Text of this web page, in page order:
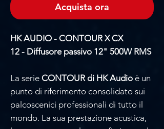
Acquista ora
HK AUDIO - CONTOUR X CX
12 - Diffusore passivo 12" 500W RMS
La serie CONTOUR di HK Audio è un
punto di riferimento consolidato sui
palcoscenici professionali di tutto il
mondo. La sua prestazione acustica,